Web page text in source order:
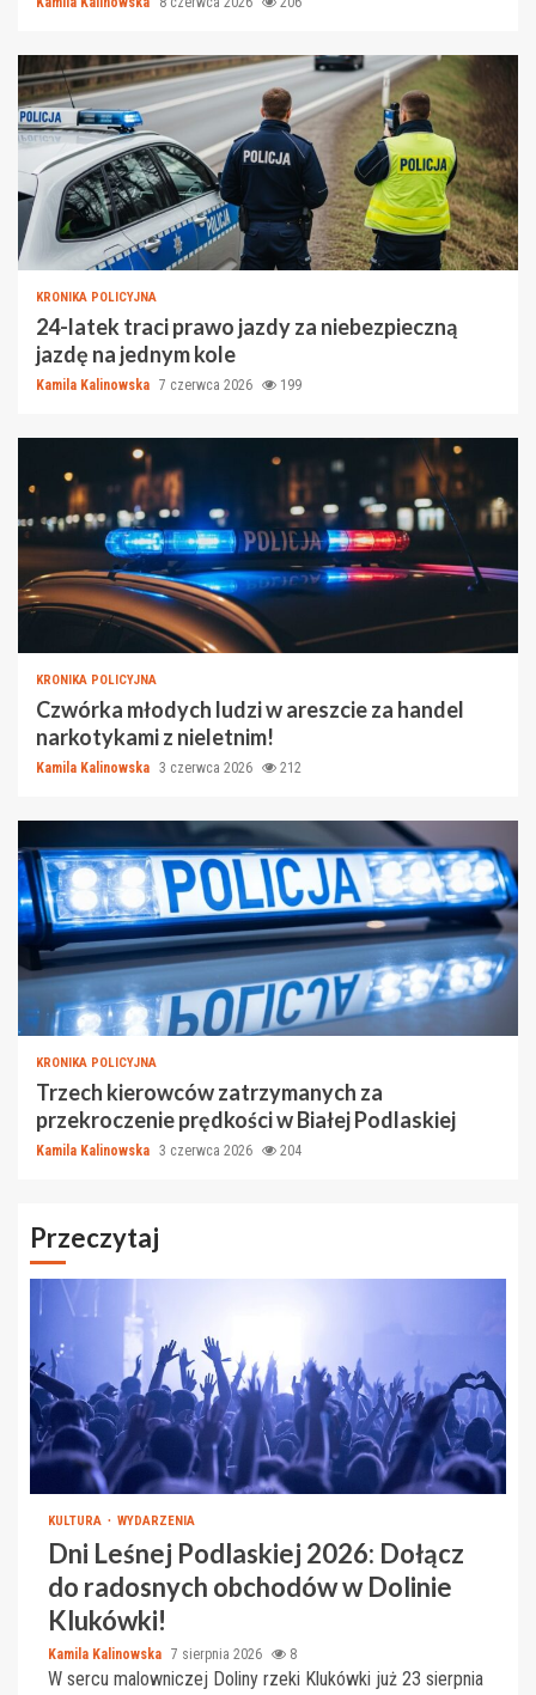
KRONIKA POLICYJNA
24-latek traci prawo jazdy za niebezpieczną
jazdę na jednym kole
Kamila Kalinowska 7 czerwca 2026 199
KRONIKA POLICYJNA
Czwórka młodych ludzi w areszcie za handel
narkotykami z nieletnim!
Kamila Kalinowska 3 czerwca 2026 212
KRONIKA POLICYJNA
Trzech kierowców zatrzymanych za
przekroczenie prędkości w Białej Podlaskiej
Kamila Kalinowska 3 czerwca 2026 204
Przeczytaj
KULTURA WYDARZENIA
Dni Leśnej Podlaskiej 2026: Dołącz
do radosnych obchodów w Dolinie
Klukówki!
Kamila Kalinowska 7 sierpnia 2026 8
W sercu malowniczej Doliny rzeki Klukówki już 23 sierpnia